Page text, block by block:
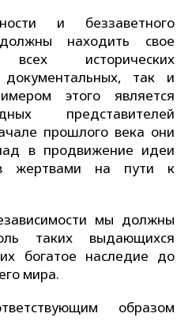
и беззаветного
находить свое
исторических
так и
этого является
представителей
прошлого века они
в продвижение идеи
жертвами на пути к
мы должны
таких выдающихся
богатое наследие до
мира.
образом